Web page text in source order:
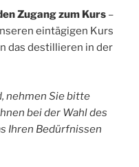
Zugang zum Kurs –
eintägigen Kurs
das destillieren in der
nehmen Sie bitte
bei der Wahl des
Ihren Bedürfnissen